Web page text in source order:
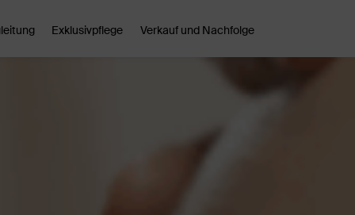
Exklusivpflege Verkauf und Nachfolge